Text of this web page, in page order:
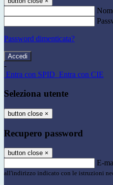
Password dimenticata?
-
Entra con SPID Entra con CIE
Seleziona utente
button close ×
Recupero password
button close ×
E-
all'indirizzo indicato con le istruzioni